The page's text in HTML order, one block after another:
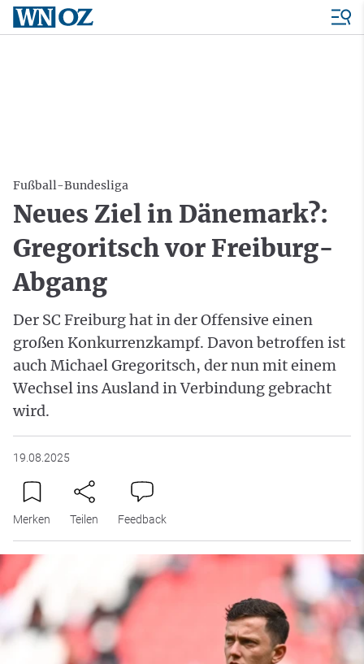
Fußball-Bundesliga
Neues Ziel in Dänemark?:
Gregoritsch vor Freiburg-
Abgang
Der SC Freiburg hat in der Offensive einen
großen Konkurrenzkampf. Davon betroffen ist
auch Michael Gregoritsch, der nun mit einem
Wechsel ins Ausland in Verbindung gebracht
wird.
19.08.2025
Merken Teilen Feedback